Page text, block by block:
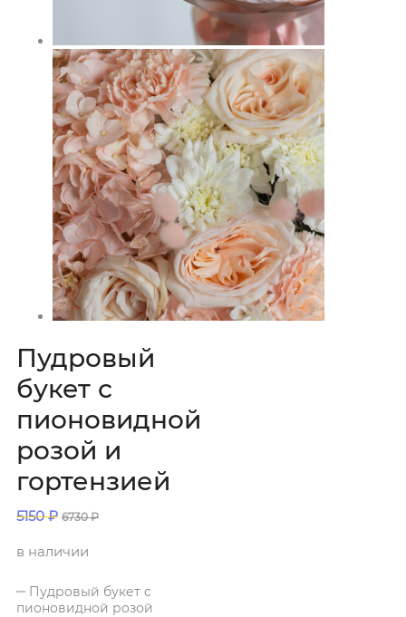
Пудровый
букет с
пионовидной
розой и
гортензией
5150₽ 6730₽
в наличии
Пудровый букет с
пионовидной розой